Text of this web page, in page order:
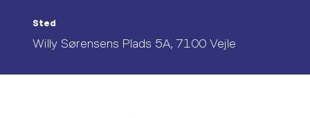
Sted
Willy Sørensens Plads 5A, 7100 Vejle